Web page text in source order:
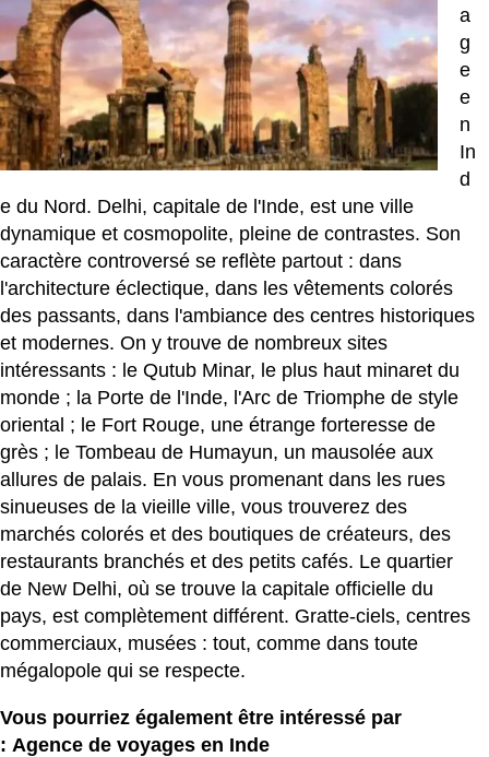
a
g
e
e
n
In
d
e du Nord. Delhi, capitale de l'Inde, est une ville
dynamique et cosmopolite, pleine de contrastes. Son
caractère controversé se reflète partout : dans
l'architecture éclectique, dans les vêtements colorés
des passants, dans l'ambiance des centres historiques
et modernes. On y trouve de nombreux sites
intéressants : le Qutub Minar, le plus haut minaret du
monde ; la Porte de l'Inde, l'Arc de Triomphe de style
oriental ; le Fort Rouge, une étrange forteresse de
grès ; le Tombeau de Humayun, un mausolée aux
allures de palais. En vous promenant dans les rues
sinueuses de la vieille ville, vous trouverez des
marchés colorés et des boutiques de créateurs, des
restaurants branchés et des petits cafés. Le quartier
de New Delhi, où se trouve la capitale officielle du
pays, est complètement différent. Gratte-ciels, centres
commerciaux, musées : tout, comme dans toute
mégalopole qui se respecte.
Vous pourriez également être intéressé par
: Agence de voyages en Inde